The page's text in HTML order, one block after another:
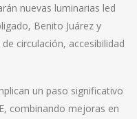
nuevas luminarias led
Benito Juárez y
circulación, accesibilidad
un paso significativo
combinando mejoras en